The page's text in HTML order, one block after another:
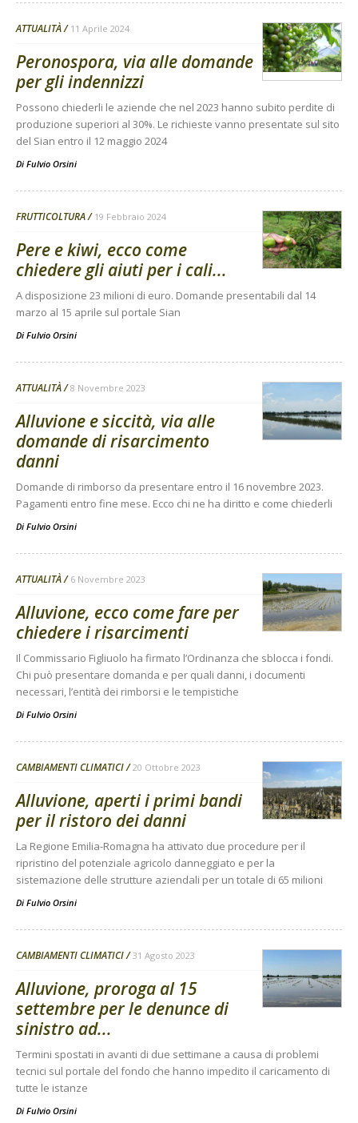
ATTUALITÀ 11 Aprile 2024
Peronospora, via alle domande
per gli indennizzi
Possono chiederli le aziende che nel 2023 hanno subito perdite di
produzione superiori al 30%. Le richieste vanno presentate sul sito
del Sian entro il 12 maggio 2024
Di Fulvio Orsini
FRUTTICOLTURA 19 Febbraio 2024
Pere e kiwi, ecco come
chiedere gli aiuti per i cali...
A disposizione 23 milioni di euro. Domande presentabili dal 14
marzo al 15 aprile sul portale Sian
Di Fulvio Orsini
ATTUALITÀ 8 Novembre 2023
Alluvione e siccità, via alle
domande di risarcimento
danni
Domande di rimborso da presentare entro il 16 novembre 2023.
Pagamenti entro fine mese. Ecco chi ne ha diritto e come chiederli
Di Fulvio Orsini
ATTUALITÀ 6 Novembre 2023
Alluvione, ecco come fare per
chiedere i risarcimenti
Il Commissario Figliuolo ha firmato l’Ordinanza che sblocca i fondi.
Chi può presentare domanda e per quali danni, i documenti
necessari, l’entità dei rimborsi e le tempistiche
Di Fulvio Orsini
CAMBIAMENTI CLIMATICI 20 Ottobre 2023
Alluvione, aperti i primi bandi
per il ristoro dei danni
La Regione Emilia-Romagna ha attivato due procedure per il
ripristino del potenziale agricolo danneggiato e per la
sistemazione delle strutture aziendali per un totale di 65 milioni
Di Fulvio Orsini
CAMBIAMENTI CLIMATICI 31 Agosto 2023
Alluvione, proroga al 15
settembre per le denunce di
sinistro ad...
Termini spostati in avanti di due settimane a causa di problemi
tecnici sul portale del fondo che hanno impedito il caricamento di
tutte le istanze
Di Fulvio Orsini